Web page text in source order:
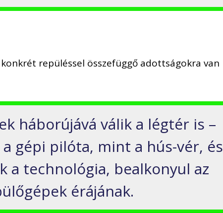
repüléssel összefüggő adottságokra van
háborújává válik a légtér is –
gépi pilóta, mint a hús-vér, és
a technológia, bealkonyul az
érájának.